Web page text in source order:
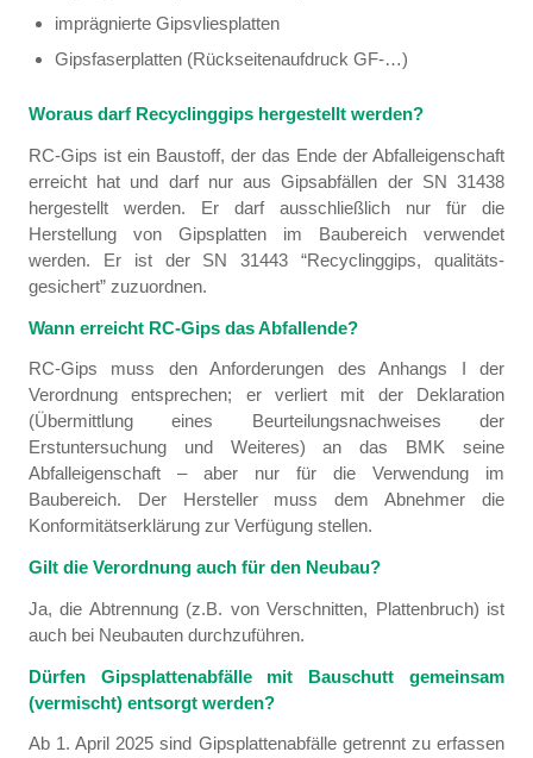
imprägnierte Gipsvliesplatten
Gipsfaserplatten (Rückseitenaufdruck GF-…)
Woraus darf Recyclinggips hergestellt werden?
RC-Gips ist ein Baustoff, der das Ende der Abfalleigenschaft
erreicht hat und darf nur aus Gipsabfällen der SN 31438
hergestellt werden. Er darf ausschließlich nur für die
Herstellung von Gipsplatten im Baubereich verwendet
werden. Er ist der SN 31443 “Recyclinggips, qualitäts-
gesichert” zuzuordnen.
Wann erreicht RC-Gips das Abfallende?
RC-Gips muss den Anforderungen des Anhangs I der
Verordnung entsprechen; er verliert mit der Deklaration
(Übermittlung eines Beurteilungsnachweises der
Erstuntersuchung und Weiteres) an das BMK seine
Abfalleigenschaft – aber nur für die Verwendung im
Baubereich. Der Hersteller muss dem Abnehmer die
Konformitätserklärung zur Verfügung stellen.
Gilt die Verordnung auch für den Neubau?
Ja, die Abtrennung (z.B. von Verschnitten, Plattenbruch) ist
auch bei Neubauten durchzuführen.
Dürfen Gipsplattenabfälle mit Bauschutt gemeinsam
(vermischt) entsorgt werden?
Ab 1. April 2025 sind Gipsplattenabfälle getrennt zu erfassen